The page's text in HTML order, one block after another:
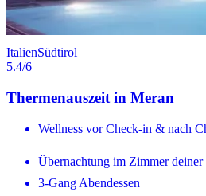
ItalienSüdtirol
5.4/6
Thermenauszeit in Meran
Wellness vor Check-in & nach
Übernachtung im Zimmer deiner
3-Gang Abendessen